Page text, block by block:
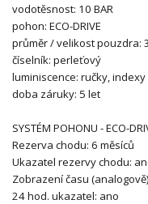
vodotěsnost: 10 BAR
pohon: ECO-DRIVE
průměr / velikost pouzdra:
číselník: perleťový
luminiscence: ručky, indexy
doba záruky: 5 let
SYSTÉM POHONU - ECO-
Rezerva chodu: 6 měsíců
Ukazatel rezervy chodu:
Zobrazení času
24 hod. ukazatel: ano